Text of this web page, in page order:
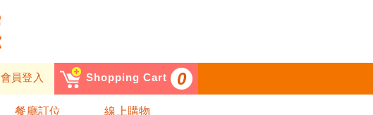
會員登入 Shopping Cart 0
餐廳訂位 線上購物